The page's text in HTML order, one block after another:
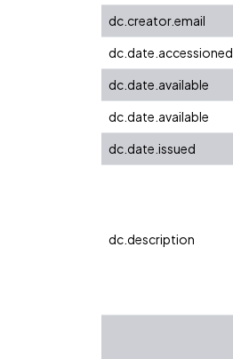
dc.creator.email
dc.date.accessioned
dc.date.available
dc.date.available
dc.date.issued
dc.description